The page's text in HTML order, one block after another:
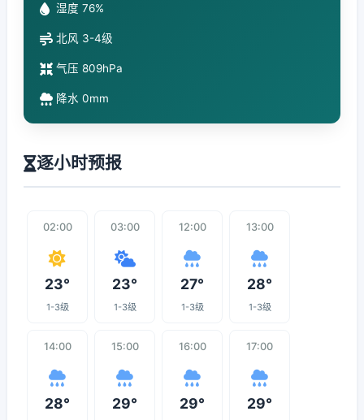
湿度 76%
北风 3-4级
气压 809hPa
降水 0mm
逐小时预报
02:00
23°
1-3级
03:00
23°
1-3级
12:00
27°
1-3级
13:00
28°
1-3级
14:00
28°
15:00
29°
16:00
29°
17:00
29°